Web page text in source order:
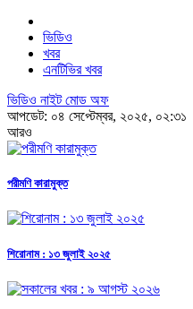
ভিডিও
খবর
এনটিভির খবর
ভিডিও নাইট মোড অফ
আপডেট: ০৪ সেপ্টেম্বর, ২০২৫, ০২:৩১
আরও
পরীমণি কারামুক্ত
শিরোনাম : ১৩ জুলাই ২০২৫